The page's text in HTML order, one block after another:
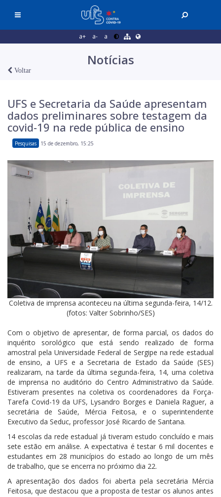
a+ a- a
Notícias
Voltar
UFS e Secretaria da Saúde apresentam
dados preliminares sobre testagem da
covid-19 na rede pública de ensino
Pesquisas 15 de dezembro, 15:25
Coletiva de imprensa aconteceu na última segunda-feira, 14/12.
(fotos: Valter Sobrinho/SES)
Com o objetivo de apresentar, de forma parcial, os dados do
inquérito sorológico que está sendo realizado de forma
amostral pela Universidade Federal de Sergipe na rede estadual
de ensino, a UFS e a Secretaria de Estado da Saúde (SES)
realizaram, na tarde da última segunda-feira, 14, uma coletiva
de imprensa no auditório do Centro Administrativo da Saúde.
Estiveram presentes na coletiva os coordenadores da Força-
Tarefa Covid-19 da UFS, Lysandro Borges e Daniela Raguer, a
secretária de Saúde, Mércia Feitosa, e o superintendente
Executivo da Seduc, professor José Ricardo de Santana.
14 escolas da rede estadual já tiveram estudo concluído e mais
sete estão em análise. A expectativa é testar 6 mil docentes e
estudantes em 28 municípios do estado ao longo de um mês
de trabalho, que se encerra no próximo dia 22.
A apresentação dos dados foi aberta pela secretária Mércia
Feitosa, que destacou que a proposta de testar os alunos antes